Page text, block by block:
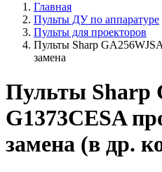
Главная
Пульты ДУ по аппаратуре
Пульты для проекторов
Пульты Sharp
замена
Пульты Sharp
G1373CESA
замена (в др.